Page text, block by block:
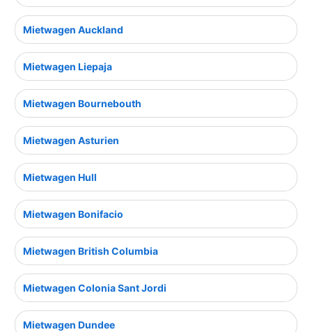
Mietwagen Auckland
Mietwagen Liepaja
Mietwagen Bournebouth
Mietwagen Asturien
Mietwagen Hull
Mietwagen Bonifacio
Mietwagen British Columbia
Mietwagen Colonia Sant Jordi
Mietwagen Dundee